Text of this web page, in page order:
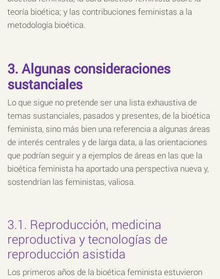
teoría bioética; y las contribuciones feministas a la
metodología bioética.
3. Algunas consideraciones
sustanciales
Lo que sigue no pretende ser una lista exhaustiva de
temas sustanciales, pasados y presentes, de la bioética
feminista, sino más bien una referencia a algunas áreas
de interés centrales y de larga data, a las orientaciones
que podrían seguir y a ejemplos de áreas en las que la
bioética feminista ha aportado una perspectiva nueva y,
sostendrían las feministas, valiosa.
3.1. Reproducción, medicina
reproductiva y tecnologías de
reproducción asistida
Los primeros años de la bioética feminista estuvieron